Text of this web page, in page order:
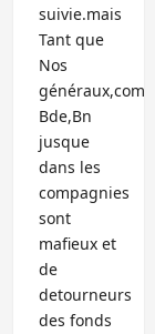
suivie.mais
Tant que
Nos
généraux,com
Bde,Bn
jusque
dans les
compagnies
sont
mafieux et
de
detourneurs
des fonds